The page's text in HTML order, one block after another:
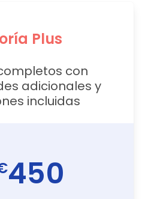
Plus
con
adicionales y
incluidas
450